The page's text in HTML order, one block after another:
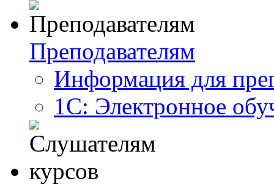
Преподавателям
Информация для
1С: Электронное